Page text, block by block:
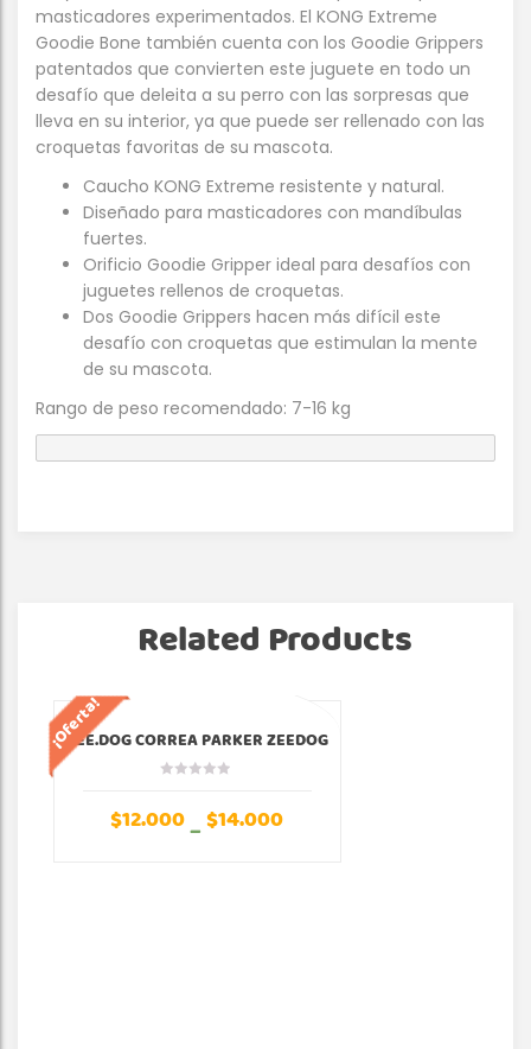
masticadores experimentados. El KONG Extreme
Goodie Bone también cuenta con los Goodie Grippers
patentados que convierten este juguete en todo un
desafío que deleita a su perro con las sorpresas que
lleva en su interior, ya que puede ser rellenado con las
croquetas favoritas de su mascota.
Caucho KONG Extreme resistente y natural.
Diseñado para masticadores con mandíbulas
fuertes.
Orificio Goodie Gripper ideal para desafíos con
juguetes rellenos de croquetas.
Dos Goodie Grippers hacen más difícil este
desafío con croquetas que estimulan la mente
de su mascota.
Rango de peso recomendado: 7-16 kg
Related Products
¡Oferta!
ZEE.DOG CORREA PARKER ZEEDOG
$12.000–$14.000